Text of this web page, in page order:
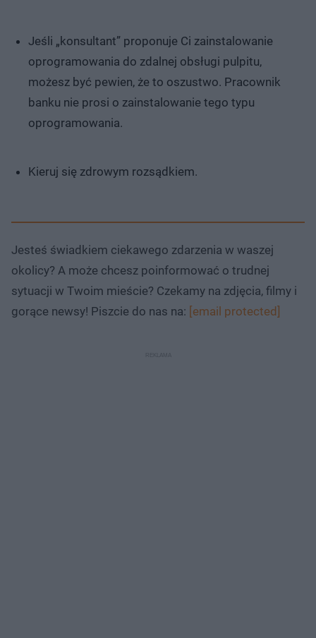
Jeśli „konsultant” proponuje Ci zainstalowanie
oprogramowania do zdalnej obsługi pulpitu,
możesz być pewien, że to oszustwo. Pracownik
banku nie prosi o zainstalowanie tego typu
oprogramowania.
Kieruj się zdrowym rozsądkiem.
Jesteś świadkiem ciekawego zdarzenia w waszej
okolicy? A może chcesz poinformować o trudnej
sytuacji w Twoim mieście? Czekamy na zdjęcia, filmy i
gorące newsy! Piszcie do nas na: [email protected]